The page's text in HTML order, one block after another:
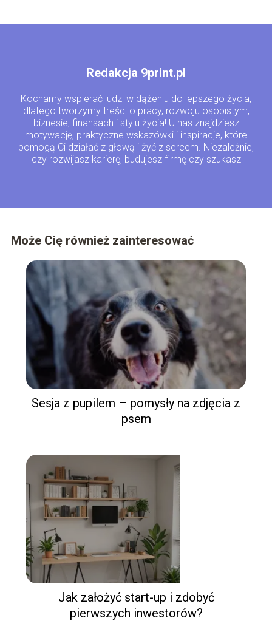
Redakcja 9print.pl
Kochamy wspierać ludzi w dążeniu do lepszego życia,
dlatego tworzymy treści o pracy, rozwoju osobistym,
biznesie, finansach i stylu życia! U nas znajdziesz
motywację, praktyczne wskazówki i inspiracje, które
pomogą Ci działać z głową i żyć z sercem. Niezależnie,
czy rozwijasz karierę, budujesz firmę czy szukasz
Może Cię również zainteresować
Sesja z pupilem – pomysły na zdjęcia z
psem
Jak założyć start-up i zdobyć
pierwszych inwestorów?